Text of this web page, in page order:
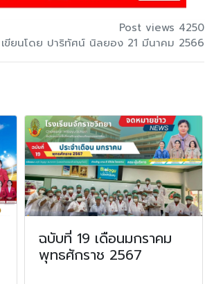
Post views 4250
เขียนโดย ปาริทัศน์ นิลยอง 21 มีนาคม 2566
ฉบับที่ 19 เดือนมกราคม
พุทธศักราช 2567